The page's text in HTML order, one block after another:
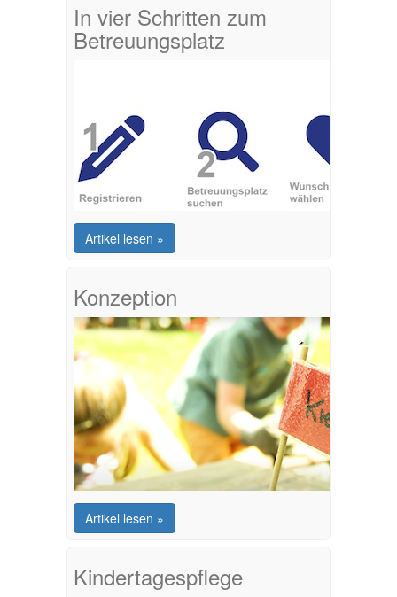
In vier Schritten zum
Betreuungsplatz
Artikel lesen »
Konzeption
Artikel lesen »
Kindertagespflege